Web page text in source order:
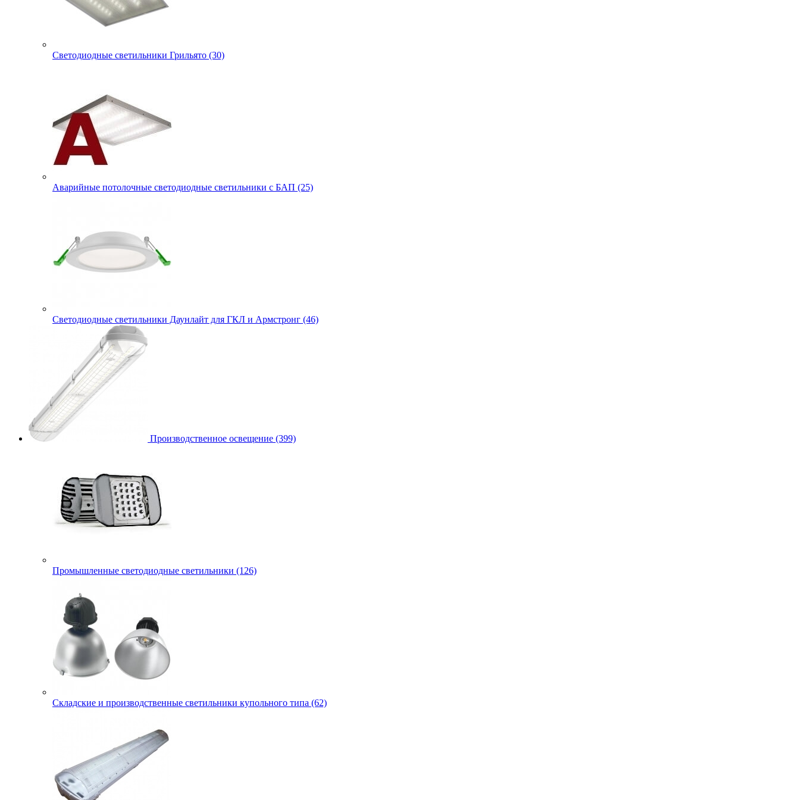
Светодиодные светильники Грильято (30)
Аварийные потолочные светодиодные светильники с БАП (25)
Cветодиодные светильники Даунлайт для ГКЛ и Армстронг (46)
Производственное освещение (399)
Промышленные светодиодные светильники (126)
Складские и производственные светильники купольного типа (62)